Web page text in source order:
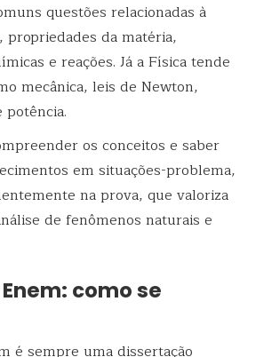
questões relacionadas à
da matéria,
e reações. Já a Física tende
mecânica, leis de Newton,
os conceitos e saber
em situações-problema,
na prova, que valoriza
de fenômenos naturais e
como se
é sempre uma dissertação